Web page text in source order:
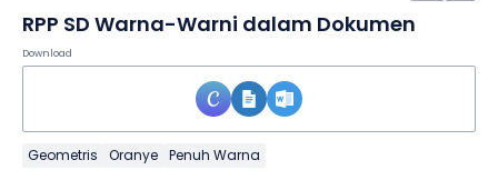
RPP SD Warna-Warni dalam Dokumen
Download
Geometris Oranye Penuh Warna